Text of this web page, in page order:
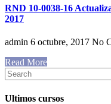
RND 10-0038-16
2017
admin 6 octubre, 2017 No
Read More
Ultimos cursos